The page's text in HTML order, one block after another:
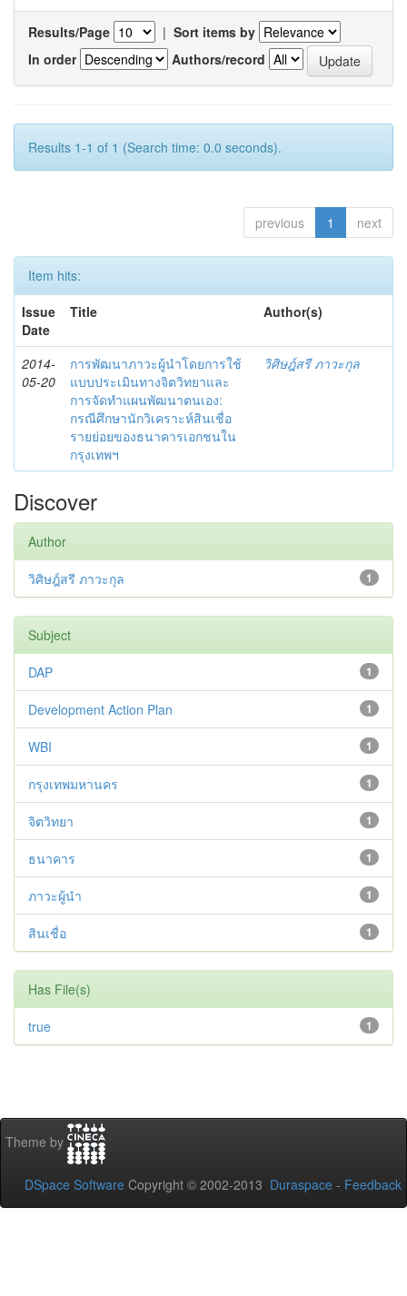
Results/Page | Sort items by
In order
Authors/record
Results 1-1 of 1 (Search time: 0.0 seconds).
previous 1 next
Item hits:
Issue
Date
Title Author(s)
2014-
05-20
การพัฒนาภาวะผู้นำโดยการใช้
แบบประเมินทางจิตวิทยาและ
การจัดทำแผนพัฒนาตนเอง:
กรณีศึกษานักวิเคราะห์สินเชื่อ
รายย่อยของธนาคารเอกชนใน
กรุงเทพฯ
วิศิษฎ์สรี ภาวะกุล
Discover
Author
1
วิศิษฎ์สรี ภาวะกุล
Subject
1
DAP
1
Development Action Plan
1
WBI
1
กรุงเทพมหานคร
1
จิตวิทยา
1
ธนาคาร
1
ภาวะผู้นำ
1
สินเชื่อ
Has File(s)
1
true
Theme by
DSpace Software Copyright © 2002-2013 Duraspace - Feedback